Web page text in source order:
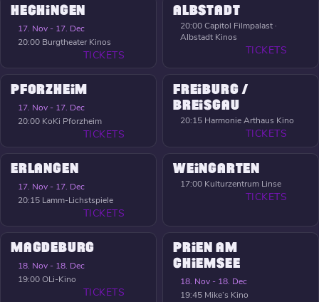
HECHINGEN
17. Nov - 17. Dec
20:00 Burgtheater Kinos
TICKETS
ALBSTADT
20:00Capitol Filmpalast ·
Albstadt Kinos
TICKETS
PFORZHEIM
17. Nov - 17. Dec
20:00 KoKi Pforzheim
TICKETS
FREIBURG /
BREISGAU
20:15 Harmonie Arthaus Kino
TICKETS
ERLANGEN
17. Nov - 17. Dec
20:15 Lamm-Lichstspiele
TICKETS
WEINGARTEN
17:00 Kulturzentrum Linse
TICKETS
MAGDEBURG
18. Nov - 18. Dec
19:00OLi-Kino
TICKETS
PRIEN AM
CHIEMSEE
18. Nov - 18. Dec
19:45 Mike’s Kino